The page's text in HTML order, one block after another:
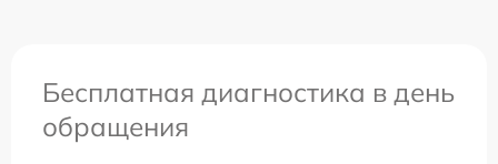
Бесплатная диагностика в день
обращения